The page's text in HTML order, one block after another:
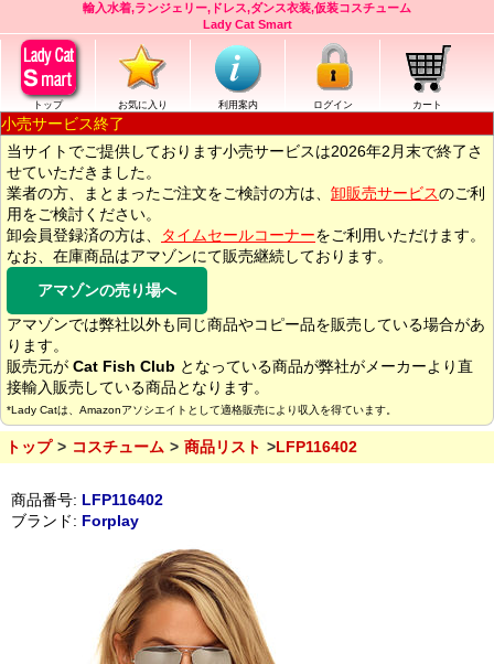
輸入水着,ランジェリー,ドレス,ダンス衣装,仮装コスチューム
Lady Cat Smart
トップ お気に入り 利用案内 ログイン カート
小売サービス終了
当サイトでご提供しております小売サービスは2026年2月末で終了さ
せていただきました。
業者の方、まとまったご注文をご検討の方は、 卸販売サービスのご利
用をご検討ください。
卸会員登録済の方は、
タイムセールコーナーをご利用いただけます。
なお、在庫商品はアマゾンにて販売継続しております。
アマゾンの売り場へ
アマゾンでは弊社以外も同じ商品やコピー品を販売している場合があ
ります。
販売元が Cat Fish Club となっている商品が弊社がメーカーより直
接輸入販売している商品となります。
*Lady Catは、Amazonアソシエイトとして適格販売により収入を得ています。
トップ コスチューム 商品リスト LFP116402
商品番号: LFP116402
ブランド: Forplay